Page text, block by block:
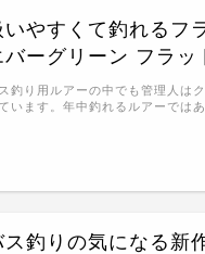
いやすくて釣れるフ
バーグリーン フラッ
釣り用ルアーの中でも管理人は
います。年中釣れるルアーでは
ス釣りの気になる新